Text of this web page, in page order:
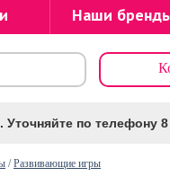
Наши
по телефону
/Развивающие игры